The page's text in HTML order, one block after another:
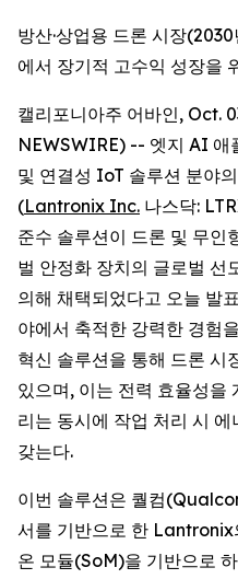
방산·상업용 드론 시장
에서 장기적 고수익 성장을
캘리포니아주 어바인, Oct.
NEWSWIRE) -- 엣지 AI 애
및 연결성 IoT 솔루션 분야
(Lantronix Inc. 나스닥:
준수 솔루션이 드론 및 무인
벌 안정화 장치의 글로벌 선
의해 채택되었다고 오늘 발
야에서 축적한 강력한 경험
혁신 솔루션을 통해 드론 시
있으며, 이는 전력 효율성을
리는 동시에 작업 처리 시
갖는다.
이번 솔루션은 퀄컴
서를 기반으로 한 Lantronix
온 모듈(SoM)을 기반으로